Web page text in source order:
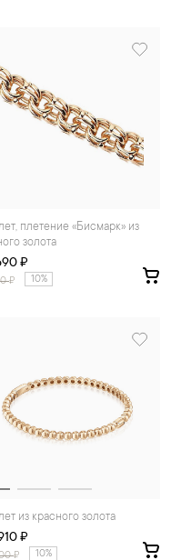
золота
₽
₽ 10%
из красного золота
₽
₽ 10%